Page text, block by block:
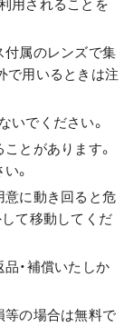
用されることを
付属のレンズで集
で用いるときは注
いでください。
とがあります。
。
意に動き回ると危
て移動してくだ
・補償いたしか
等の場合は無料で